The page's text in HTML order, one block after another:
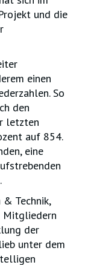
und die
einen
So
den
letzten
auf 854.
eine
Technik,
Mitgliedern
der
unter dem